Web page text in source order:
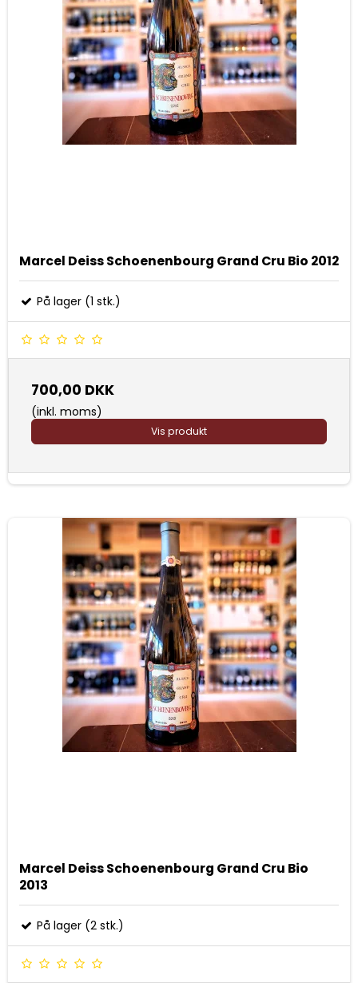
Marcel Deiss Schoenenbourg Grand Cru Bio 2012
På lager (1 stk.)
700,00 DKK
(inkl. moms)
Vis produkt
Marcel Deiss Schoenenbourg Grand Cru Bio
2013
På lager (2 stk.)